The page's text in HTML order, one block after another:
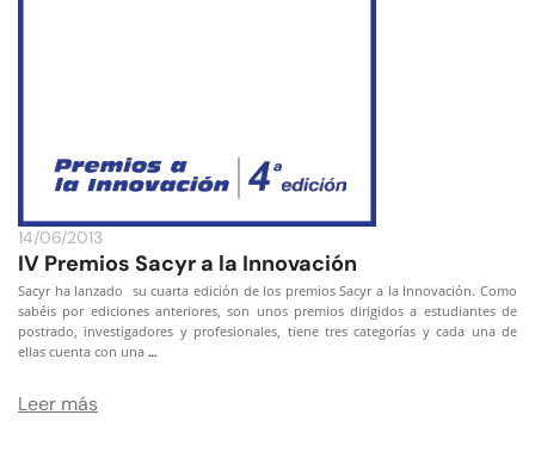
14/06/2013
IV Premios Sacyr a la Innovación
Sacyr ha lanzado su cuarta edición de los premios Sacyr a la Innovación. Como
sabéis por ediciones anteriores, son unos premios dirigidos a estudiantes de
postrado, investigadores y profesionales, tiene tres categorías y cada una de
ellas cuenta con una …
Leer más